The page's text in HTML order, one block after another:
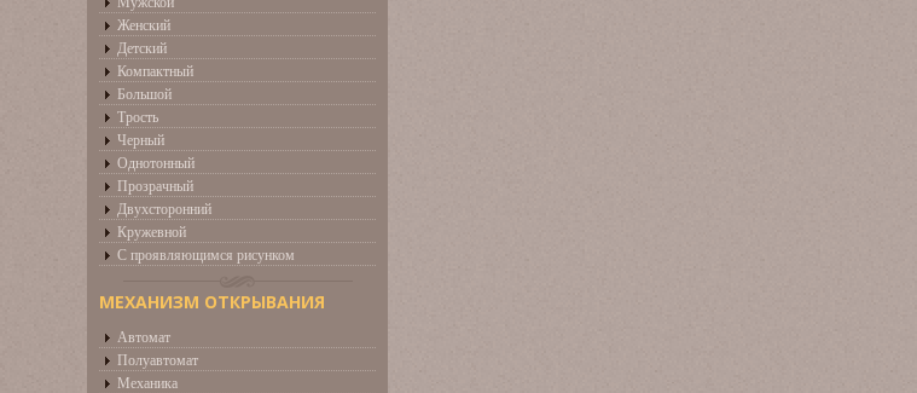
Женский
Детский
Компактный
Большой
Трость
Черный
Однотонный
Прозрачный
Двухсторонний
Кружевной
С проявляющимся рисунком
МЕХАНИЗМ ОТКРЫВАНИЯ
Автомат
Полуавтомат
Механика